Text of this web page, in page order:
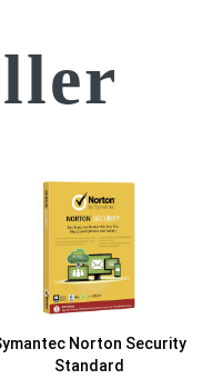
Norton Security
Standard